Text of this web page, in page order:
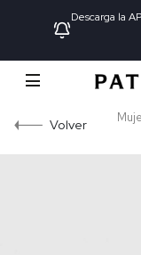
Descarga la
Volver